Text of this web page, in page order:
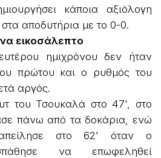
κάποια αξιόλογη
αποδυτήρια με το 0-0.
εικοσάλεπτο
ημιχρόνου δεν ήταν
πρώτου και ο ρυθμός του
αργός.
του Τσουκαλά στο 47', στο
πάνω από τα δοκάρια, ενώ
στο 62' όταν ο
να επωφεληθεί